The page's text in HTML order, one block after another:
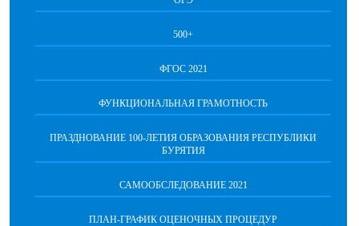
500+
ФГОС 2021
ФУНКЦИОНАЛЬНАЯ ГРАМОТНОСТЬ
ПРАЗДНОВАНИЕ 100-ЛЕТИЯ ОБРАЗОВАНИЯ РЕСПУБЛИКИ
БУРЯТИЯ
САМООБСЛЕДОВАНИЕ 2021
ПЛАН-ГРАФИК ОЦЕНОЧНЫХ ПРОЦЕДУР